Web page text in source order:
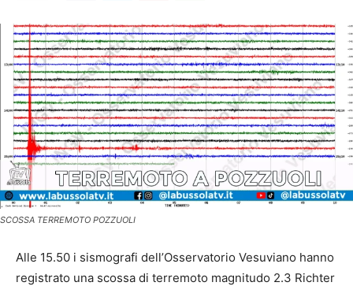
SCOSSA TERREMOTO POZZUOLI
Alle 15.50 i sismografi dell’Osservatorio Vesuviano hanno
registrato una scossa di terremoto magnitudo 2.3 Richter